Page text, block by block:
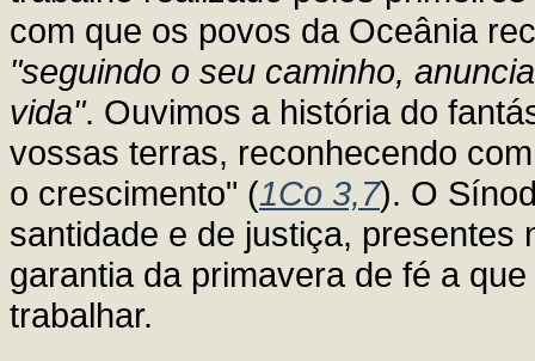
com que os povos da Oceânia
"seguindo o seu caminho,
vida". Ouvimos a história do
vossas terras, reconhecendo
o crescimento" (1Co 3,7). O
santidade e de justiça, presentes
garantia da primavera de fé a
trabalhar.